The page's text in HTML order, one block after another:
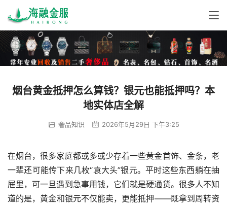
烟台黄金抵押怎么算钱？银元也能抵押吗？本
地实体店全解
奢品知识 2026年5月29日 下午3:25
在烟台，很多家庭都或多或少存着一些黄金首饰、金条，老
一辈还可能传下来几枚“袁大头”银元。平时这些东西躺在抽
屉里，可一旦遇到急事用钱，它们就是硬通货。很多人不知
道的是，黄金和银元不仅能卖，更能抵押——既拿到周转资